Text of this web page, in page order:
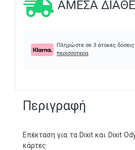
ΆΜΕΣΑ
Πληρώστε σε 3 άτοκες
περισσότερα
Περιγραφή
Επέκταση για τα Dixit και Dixit
κάρτες